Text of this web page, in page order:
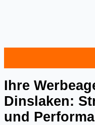
Ihre
Dinslaken:
und